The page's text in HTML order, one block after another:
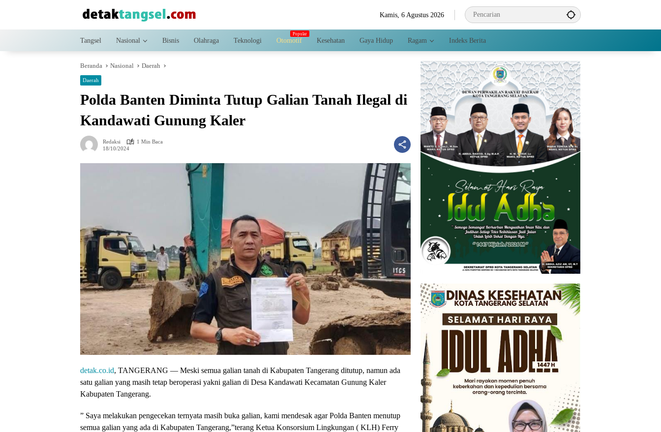
Kamis, 6 Agustus 2026
Tangsel Nasional Bisnis Olahraga Teknologi Otomotif Kesehatan Gaya Hidup Ragam Indeks Berita
Beranda Nasional Daerah
Daerah
Polda Banten Diminta Tutup Galian Tanah Ilegal di
Kandawati Gunung Kaler
Redaksi
1 Min Baca
18/10/2024
detak.co.id, TANGERANG — Meski semua galian tanah di Kabupaten Tangerang ditutup, namun ada
satu galian yang masih tetap beroperasi yakni galian di Desa Kandawati Kecamatan Gunung Kaler
Kabupaten Tangerang.
” Saya melakukan pengecekan ternyata masih buka galian, kami mendesak agar Polda Banten menutup
semua galian yang ada di Kabupaten Tangerang,”terang Ketua Konsorsium Lingkungan ( KLH) Ferry